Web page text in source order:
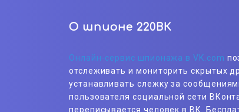
О шпионе 220ВК
Онлайн-сервис шпионажа в VK.com
отслеживать и мониторить скрытых
устанавливать слежку за
пользователя социальной сети
переписывается человек в ВК.